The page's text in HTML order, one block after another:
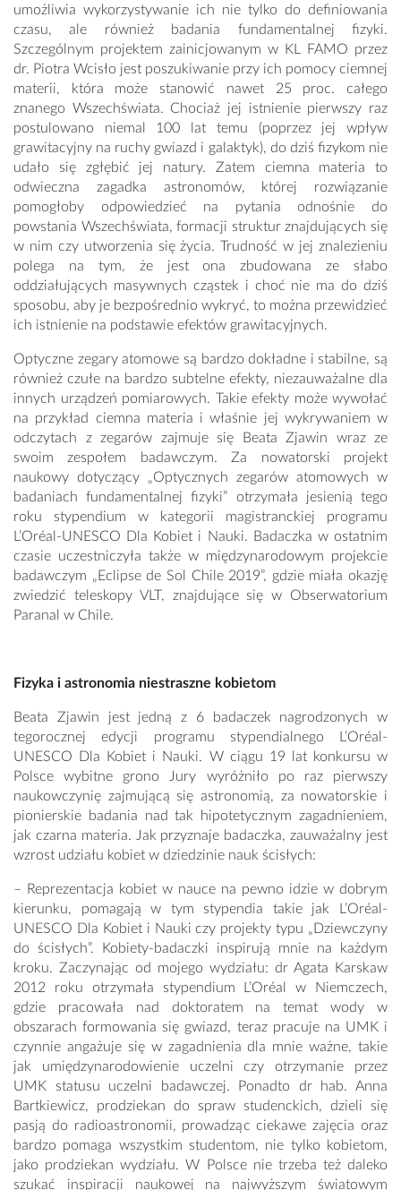
umożliwia wykorzystywanie ich nie tylko do definiowania
czasu, ale również badania fundamentalnej fizyki.
Szczególnym projektem zainicjowanym w KL FAMO przez
dr. Piotra Wcisło jest poszukiwanie przy ich pomocy ciemnej
materii, która może stanowić nawet 25 proc. całego
znanego Wszechświata. Chociaż jej istnienie pierwszy raz
postulowano niemal 100 lat temu (poprzez jej wpływ
grawitacyjny na ruchy gwiazd i galaktyk), do dziś fizykom nie
udało się zgłębić jej natury. Zatem ciemna materia to
odwieczna zagadka astronomów, której rozwiązanie
pomogłoby odpowiedzieć na pytania odnośnie do
powstania Wszechświata, formacji struktur znajdujących się
w nim czy utworzenia się życia. Trudność w jej znalezieniu
polega na tym, że jest ona zbudowana ze słabo
oddziałujących masywnych cząstek i choć nie ma do dziś
sposobu, aby je bezpośrednio wykryć, to można przewidzieć
ich istnienie na podstawie efektów grawitacyjnych.
Optyczne zegary atomowe są bardzo dokładne i stabilne, są
również czułe na bardzo subtelne efekty, niezauważalne dla
innych urządzeń pomiarowych. Takie efekty może wywołać
na przykład ciemna materia i właśnie jej wykrywaniem w
odczytach z zegarów zajmuje się Beata Zjawin wraz ze
swoim zespołem badawczym. Za nowatorski projekt
naukowy dotyczący „Optycznych zegarów atomowych w
badaniach fundamentalnej fizyki” otrzymała jesienią tego
roku stypendium w kategorii magistranckiej programu
L’Oréal-UNESCO Dla Kobiet i Nauki. Badaczka w ostatnim
czasie uczestniczyła także w międzynarodowym projekcie
badawczym „Eclipse de Sol Chile 2019”, gdzie miała okazję
zwiedzić teleskopy VLT, znajdujące się w Obserwatorium
Paranal w Chile.
Fizyka i astronomia niestraszne kobietom
Beata Zjawin jest jedną z 6 badaczek nagrodzonych w
tegorocznej edycji programu stypendialnego L’Oréal-
UNESCO Dla Kobiet i Nauki. W ciągu 19 lat konkursu w
Polsce wybitne grono Jury wyróżniło po raz pierwszy
naukowczynię zajmującą się astronomią, za nowatorskie i
pionierskie badania nad tak hipotetycznym zagadnieniem,
jak czarna materia. Jak przyznaje badaczka, zauważalny jest
wzrost udziału kobiet w dziedzinie nauk ścisłych:
– Reprezentacja kobiet w nauce na pewno idzie w dobrym
kierunku, pomagają w tym stypendia takie jak L’Oréal-
UNESCO Dla Kobiet i Nauki czy projekty typu „Dziewczyny
do ścisłych”. Kobiety-badaczki inspirują mnie na każdym
kroku. Zaczynając od mojego wydziału: dr Agata Karskaw
2012 roku otrzymała stypendium L’Oréal w Niemczech,
gdzie pracowała nad doktoratem na temat wody w
obszarach formowania się gwiazd, teraz pracuje na UMK i
czynnie angażuje się w zagadnienia dla mnie ważne, takie
jak umiędzynarodowienie uczelni czy otrzymanie przez
UMK statusu uczelni badawczej. Ponadto dr hab. Anna
Bartkiewicz, prodziekan do spraw studenckich, dzieli się
pasją do radioastronomii, prowadząc ciekawe zajęcia oraz
bardzo pomaga wszystkim studentom, nie tylko kobietom,
jako prodziekan wydziału. W Polsce nie trzeba też daleko
szukać inspiracji naukowej na najwyższym światowym